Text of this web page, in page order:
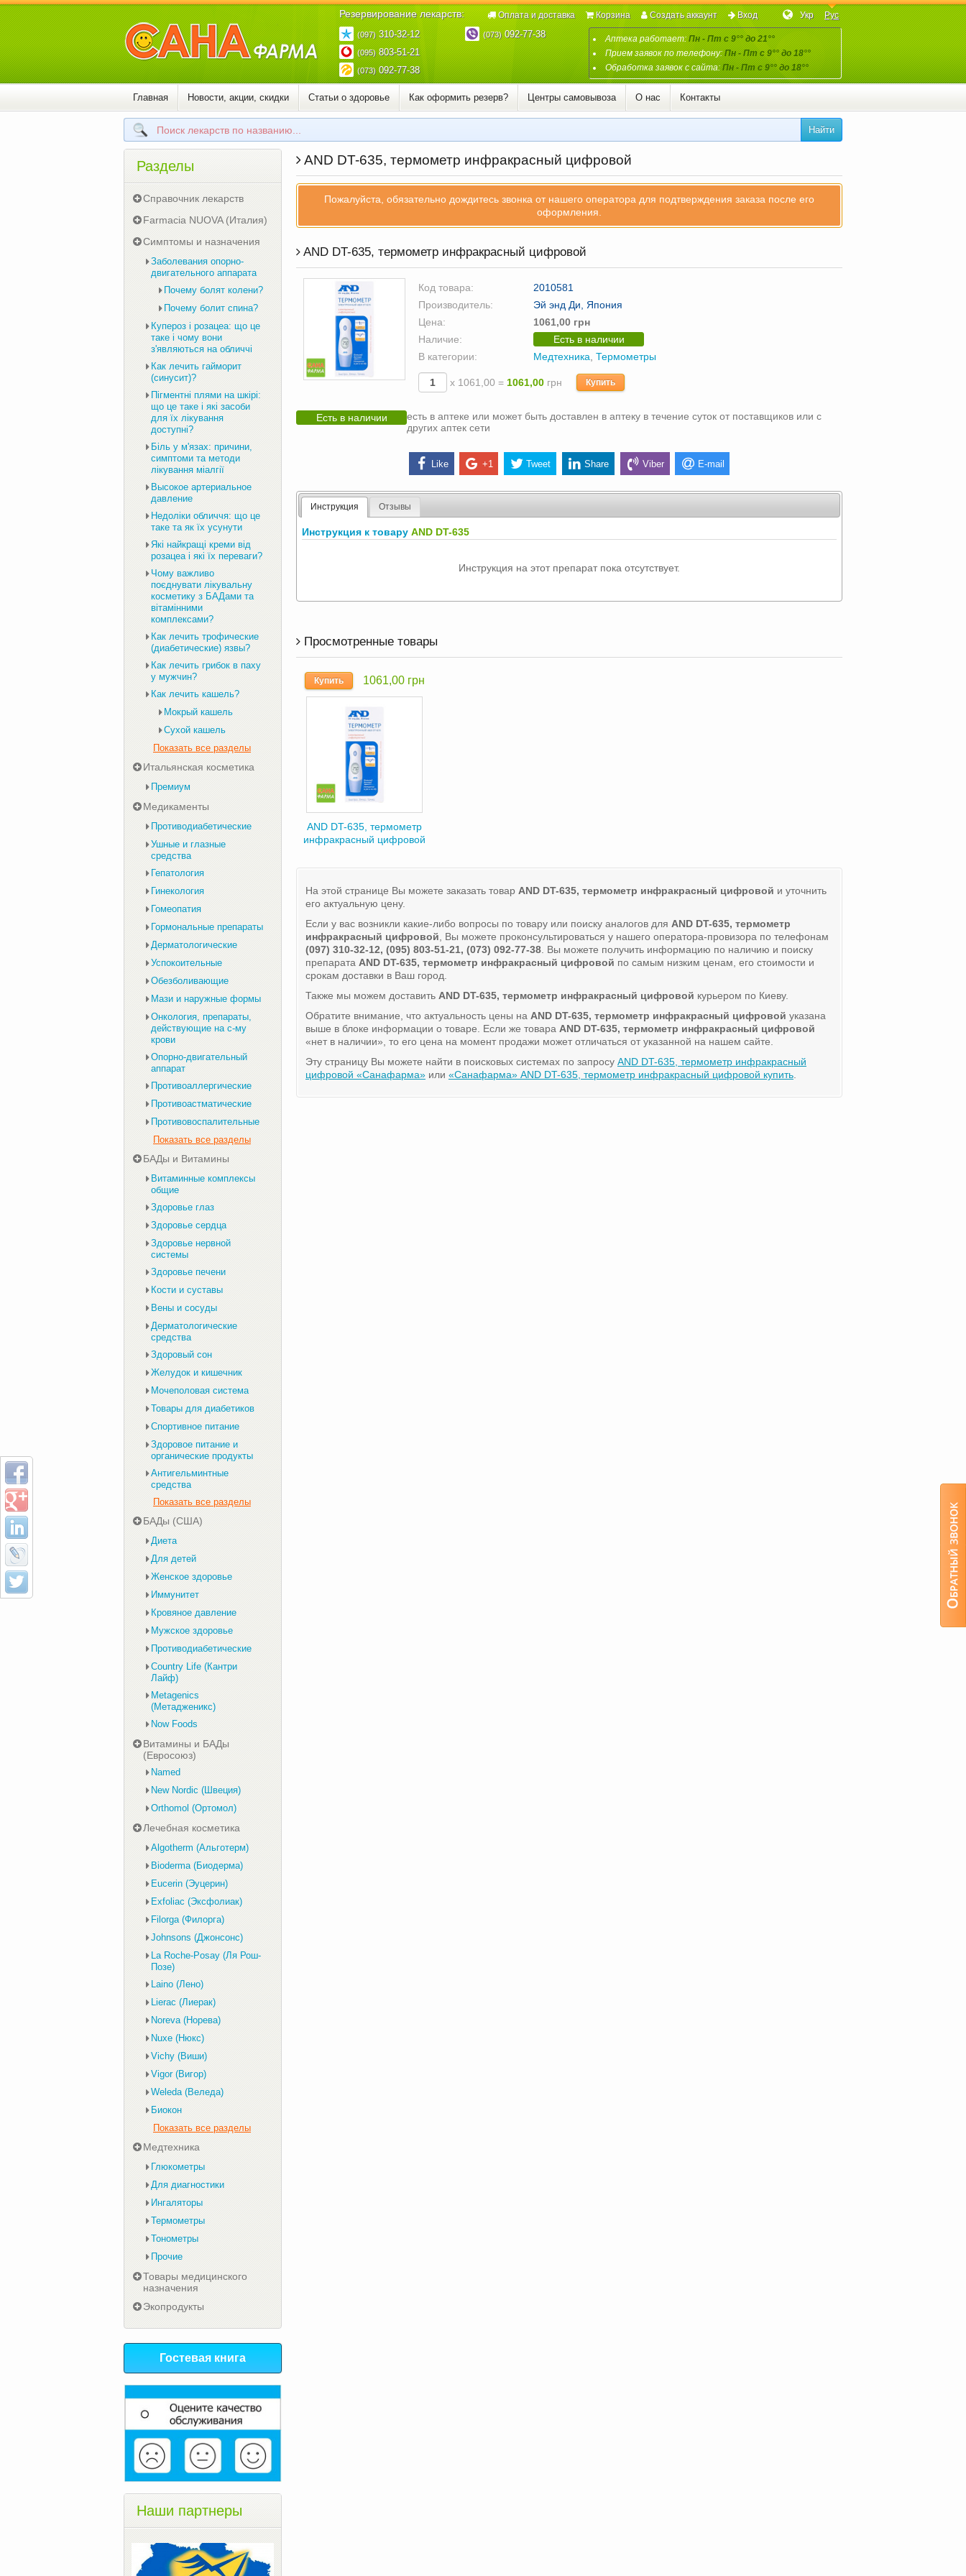
Резервирование лекарств:
(097)310-32-12
(095)803-51-21
(073)092-77-38
(073)092-77-38 Аптека работает:Пн - Пт с 9°° до 21°°
Прием заявок по телефону:Пн - Пт с 9°° до 18°°
Обработка заявок с сайта:Пн - Пт с 9°° до 18°°
Укр Рус
Оплата и доставка Корзина Создать аккаунт Вход
Главная Новости, акции, скидки Статьи о здоровье Как оформить резерв? Центры самовывоза О нас Контакты
Найти
AND DT-635, термометр инфракрасный цифровой
Пожалуйста, обязательно дождитесь звонка от нашего оператора для подтверждения заказа после его
оформления.
AND DT-635, термометр инфракрасный цифровой
Код товара:
2010581
Производитель:
Эй энд Ди, Япония
Цена:
1061,00 грн
Наличие:
Есть в наличии
В категории:
Медтехника Термометры
х 1061,00 = 1061,00 грн Купить
Есть в наличии
есть в аптеке или может быть доставлен в аптеку в течение суток от поставщиков или с
других аптек сети
Like +1 Tweet Share Viber E-mail
Инструкция Отзывы
Инструкция к товаруAND DT-635
Инструкция на этот препарат пока отсутствует.
Просмотренные товары
Купить 1061,00 грн
AND DT-635, термометр
инфракрасный цифровой
На этой странице Вы можете заказать товар AND DT-635, термометр инфракрасный цифровой и уточнить
его актуальную цену.
Если у вас возникли какие-либо вопросы по товару или поиску аналогов для AND DT-635, термометр
инфракрасный цифровой , Вы можете проконсультироваться у нашего оператора-провизора по телефонам
(097) 310-32-12, (095) 803-51-21, (073) 092-77-38 . Вы можете получить информацию по наличию и поиску
препарата AND DT-635, термометр инфракрасный цифровой по самым низким ценам, его стоимости и
срокам доставки в Ваш город.
Также мы можем доставить AND DT-635, термометр инфракрасный цифровой курьером по Киеву.
Обратите внимание, что актуальность цены на AND DT-635, термометр инфракрасный цифровой указана
выше в блоке информации о товаре. Если же товара AND DT-635, термометр инфракрасный цифровой
«нет в наличии», то его цена на момент продажи может отличаться от указанной на нашем сайте.
Эту страницу Вы можете найти в поисковых системах по запросу AND DT-635, термометр инфракрасный
цифровой «Санафарма» или «Санафарма» AND DT-635, термометр инфракрасный цифровой купить
Разделы
Справочник лекарств
Farmacia NUOVA (Италия)
Симптомы и назначения
Заболевания опорно-
двигательного аппарата
Почему болят колени?
Почему болит спина?
Купероз і розацеа: що це
таке і чому вони
з'являються на обличчі
Как лечить гайморит
(синусит)?
Пігментні плями на шкірі:
що це таке і які засоби
для їх лікування
доступні?
Біль у м'язах: причини,
симптоми та методи
лікування міалгії
Высокое артериальное
давление
Недоліки обличчя: що це
таке та як їх усунути
Які найкращі креми від
розацеа і які їх переваги?
Чому важливо
поєднувати лікувальну
косметику з БАДами та
вітамінними
комплексами?
Как лечить трофические
(диабетические) язвы?
Как лечить грибок в паху
у мужчин?
Как лечить кашель?
Мокрый кашель
Сухой кашель
Показать все разделы
Итальянская косметика
Премиум
Медикаменты
Противодиабетические
Ушные и глазные
средства
Гепатология
Гинекология
Гомеопатия
Гормональные препараты
Дерматологические
Успокоительные
Обезболивающие
Мази и наружные формы
Онкология, препараты,
действующие на с-му
крови
Опорно-двигательный
аппарат
Противоаллергические
Противоастматические
Противовоспалительные
Показать все разделы
БАДы и Витамины
Витаминные комплексы
общие
Здоровье глаз
Здоровье сердца
Здоровье нервной
системы
Здоровье печени
Кости и суставы
Вены и сосуды
Дерматологические
средства
Здоровый сон
Желудок и кишечник
Мочеполовая система
Товары для диабетиков
Спортивное питание
Здоровое питание и
органические продукты
Антигельминтные
средства
Показать все разделы
БАДы (США)
Диета
Для детей
Женское здоровье
Иммунитет
Кровяное давление
Мужское здоровье
Противодиабетические
Country Life (Кантри
Лайф)
Metagenics
(Метадженикс)
Now Foods
Витамины и БАДы
(Евросоюз)
Named
New Nordic (Швеция)
Orthomol (Ортомол)
Лечебная косметика
Algotherm (Альготерм)
Bioderma (Биодерма)
Eucerin (Эуцерин)
Exfoliac (Эксфолиак)
Filorga (Филорга)
Johnsons (Джонсонс)
La Roche-Posay (Ля Рош-
Позе)
Laino (Лено)
Lierac (Лиерак)
Noreva (Норева)
Nuxe (Нюкс)
Vichy (Виши)
Vigor (Вигор)
Weleda (Веледа)
Биокон
Показать все разделы
Медтехника
Глюкометры
Для диагностики
Ингаляторы
Термометры
Тонометры
Прочие
Товары медицинского
назначения
Экопродукты
Гостевая книга
Наши партнеры